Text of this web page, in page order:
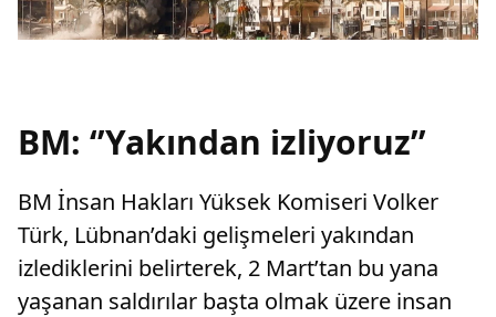
BM: ‘’Yakından izliyoruz’’
BM İnsan Hakları Yüksek Komiseri Volker
Türk, Lübnan’daki gelişmeleri yakından
izlediklerini belirterek, 2 Mart’tan bu yana
yaşanan saldırılar başta olmak üzere insan